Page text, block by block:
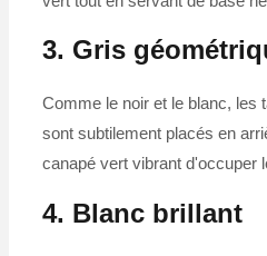
3. Gris
Comme le noir et le blanc, les
sont subtilement placés en
canapé vert vibrant d'occuper
4. Blanc brillant